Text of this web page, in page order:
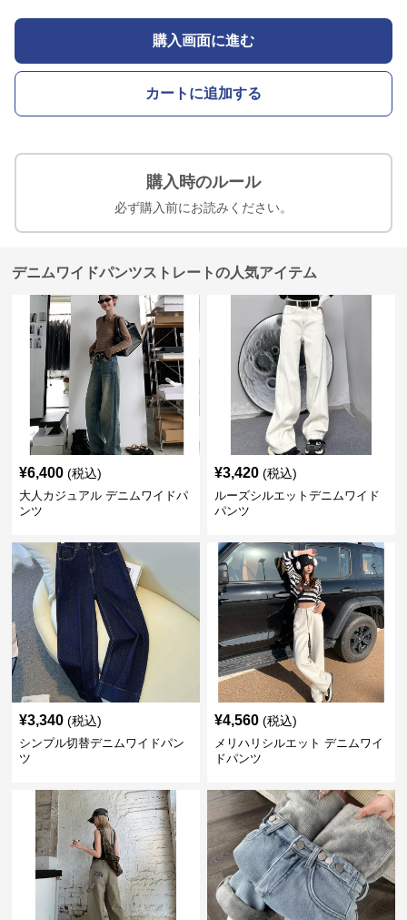
購入画面に進む
カートに追加する
購入時のルール
必ず購入前にお読みください。
デニムワイドパンツストレートの人気アイテム
¥6,400 (税込)
大人カジュアル デニムワイドパ
ンツ
¥3,420 (税込)
ルーズシルエットデニムワイド
パンツ
¥3,340 (税込)
シンプル切替デニムワイドパン
ツ
¥4,560 (税込)
メリハリシルエット デニムワイ
ドパンツ